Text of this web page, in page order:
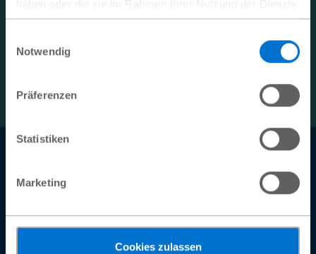
gesammelt haben.
Notwendig
Präferenzen
Statistiken
Marketing
Cookies zulassen
Social Media
Facebook